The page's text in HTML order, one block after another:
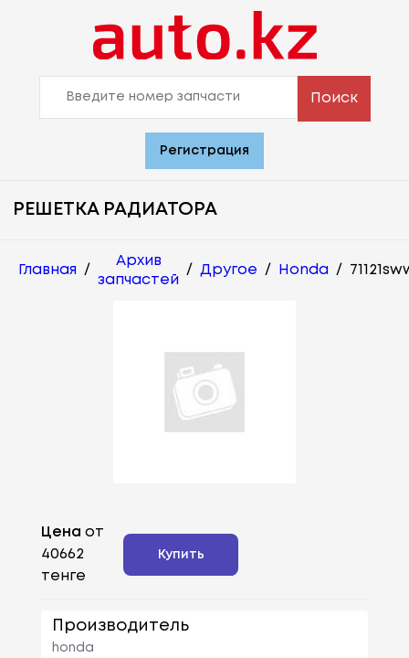
Поиск
Регистрация
РЕШЕТКА РАДИАТОРА
Главная /
Архив
запчастей
/ Другое / Honda /
Цена от
40662
тенге
Купить
Производитель
honda